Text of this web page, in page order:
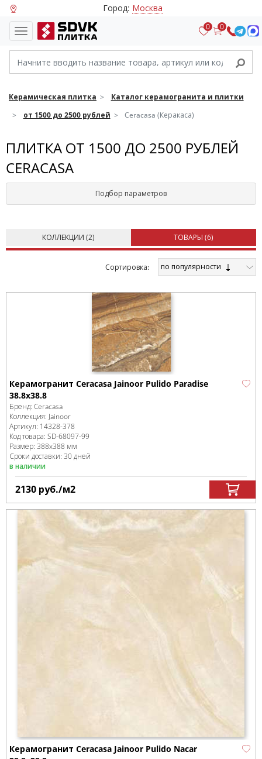
Город: Москва
0 0
Керамическая плитка
Каталог керамогранита и плитки
от 1500 до 2500 рублей
Ceracasa (Керакаса)
ПЛИТКА ОТ 1500 ДО 2500 РУБЛЕЙ
CERACASA
Подбор параметров
КОЛЛЕКЦИИ (2) ТОВАРЫ (6)
Cортировка: по популярности
Керамогранит Ceracasa Jainoor Pulido Paradise
38.8x38.8
Бренд: Ceracasa
Коллекция: Jainoor
Артикул: 14328-378
Код товара: SD-68097-99
Размер: 388x388 мм
Сроки доставки: 30 дней
в наличии
2130 руб./м2
Керамогранит Ceracasa Jainoor Pulido Nacar